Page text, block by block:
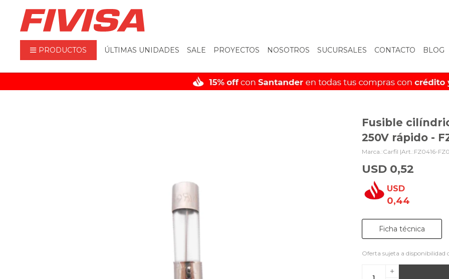
PRODUCTOS ÚLTIMAS UNIDADES SALE PROYECTOS NOSOTROS SUCURSALES CONTACTO BLOG
Fusible
250V rápido -
Carfil | FZ0416-
USD 0,52
USD
0,44
Ficha técnica
Oferta sujeta a disponibilidad
+